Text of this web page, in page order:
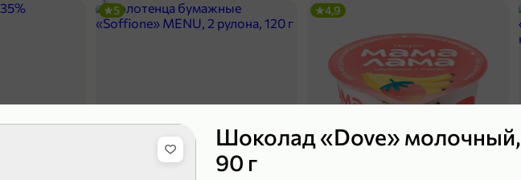
Шоколад «Dove» молочный,
90 г
5 4,9